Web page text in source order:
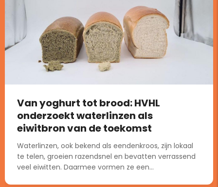
Van yoghurt tot brood: HVHL
onderzoekt waterlinzen als
eiwitbron van de toekomst
Waterlinzen, ook bekend als eendenkroos, zijn lokaal
te telen, groeien razendsnel en bevatten verrassend
veel eiwitten. Daarmee vormen ze een...